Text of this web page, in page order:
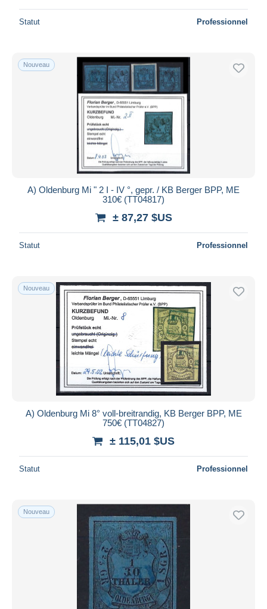
Statut Professionnel
Nouveau
A) Oldenburg Mi " 2 I - IV °, gepr. / KB Berger BPP, ME
310€ (TT04817)
± 87,27 $US
Statut Professionnel
Nouveau
A) Oldenburg Mi 8° voll-breitrandig, KB Berger BPP, ME
750€ (TT04827)
± 115,01 $US
Statut Professionnel
Nouveau